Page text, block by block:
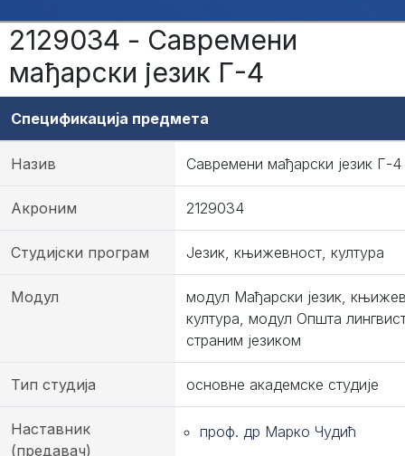
2129034 - Савремени
мађарски језик Г-4
Спецификација предмета
Назив Савремени мађарски језик Г-4
Акроним 2129034
Студијски програм Језик, књижевност, култура
Модул
модул Мађарски језик,
култура, модул Општа
страним језиком
Тип студија основне академске студије
Наставник
(предавач)
проф. др Марко Чудић